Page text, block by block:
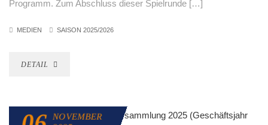
Programm. Zum Abschluss dieser Spielrunde […]
MEDIEN SAISON 2025/2026
DETAIL
NOVEMBER